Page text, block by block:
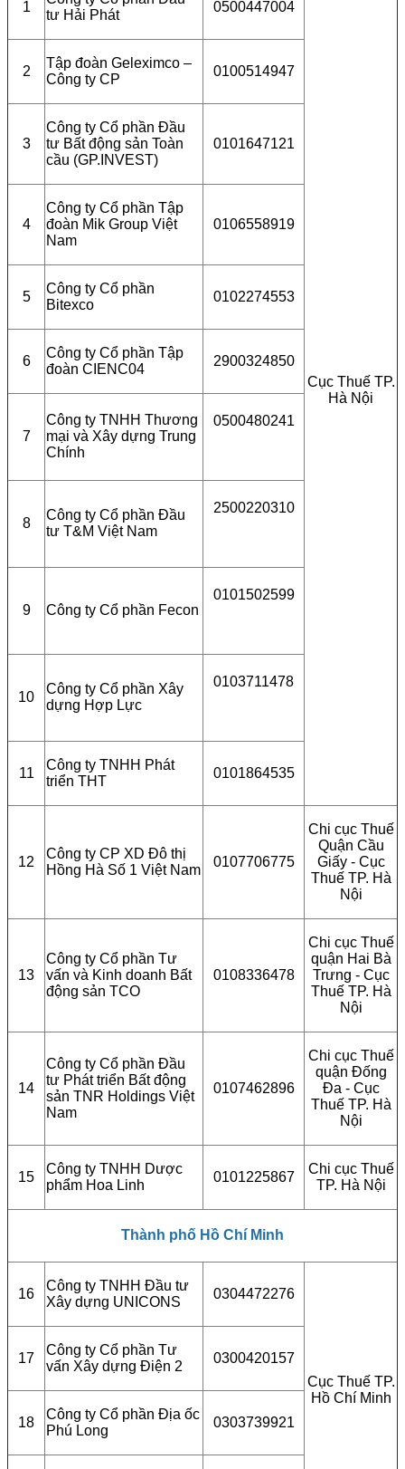
1
tư Hải Phát
0500447004
Cục Thuế TP.
Hà Nội
2
Tập đoàn Geleximco –
Công ty CP
0100514947
3
Công ty Cổ phần Đầu
tư Bất động sản Toàn
cầu (GP.INVEST)
0101647121
4
Công ty Cổ phần Tập
đoàn Mik Group Việt
Nam
0106558919
5
Công ty Cổ phần
Bitexco
0102274553
6
Công ty Cổ phần Tập
đoàn CIENC04
2900324850
7
Công ty TNHH Thương
mại và Xây dựng Trung
Chính
0500480241
8
Công ty Cổ phần Đầu
tư T&M Việt Nam
2500220310
9 Công ty Cổ phần Fecon
0101502599
10
Công ty Cổ phần Xây
dựng Hợp Lực
0103711478
11
Công ty TNHH Phát
triển THT
0101864535
12
Công ty CP XD Đô thị
Hồng Hà Số 1 Việt Nam
0107706775
Chi cục Thuế
Quận Cầu
Giấy - Cục
Thuế TP. Hà
Nội
13
Công ty Cổ phần Tư
vấn và Kinh doanh Bất
động sản TCO
0108336478
Chi cục Thuế
quận Hai Bà
Trưng - Cục
Thuế TP. Hà
Nội
14
Công ty Cổ phần Đầu
tư Phát triển Bất động
sản TNR Holdings Việt
Nam
0107462896
Chi cục Thuế
quận Đống
Đa - Cục
Thuế TP. Hà
Nội
15
Công ty TNHH Dược
phẩm Hoa Linh
0101225867
Chi cục Thuế
TP. Hà Nội
Thành phố Hồ Chí Minh
16
Công ty TNHH Đầu tư
Xây dựng UNICONS
0304472276
Cục Thuế TP.
Hồ Chí Minh
17
Công ty Cổ phần Tư
vấn Xây dựng Điện 2
0300420157
18
Công ty Cổ phần Địa ốc
Phú Long
0303739921